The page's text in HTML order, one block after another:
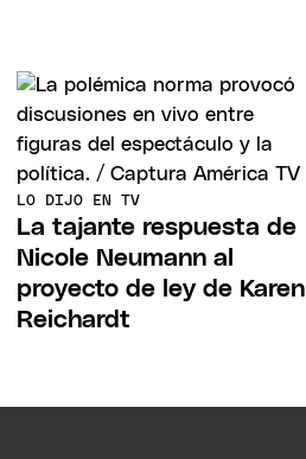
LO DIJO EN TV
La tajante respuesta de
Nicole Neumann al
proyecto de ley de Karen
Reichardt